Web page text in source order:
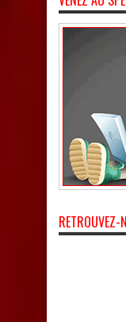
RETROUVEZ-